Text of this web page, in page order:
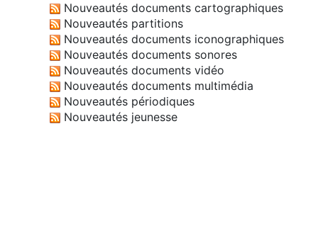
Nouveautés documents cartographiques
Nouveautés partitions
Nouveautés documents iconographiques
Nouveautés documents sonores
Nouveautés documents vidéo
Nouveautés documents multimédia
Nouveautés périodiques
Nouveautés jeunesse